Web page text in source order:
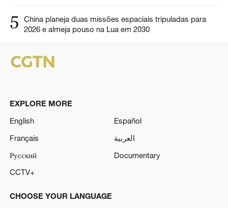
5
China planeja duas missões espaciais tripuladas para
2026 e almeja pouso na Lua em 2030
EXPLORE MORE
English
Español
Français
العربية
Русский
Documentary
CCTV+
CHOOSE YOUR LANGUAGE